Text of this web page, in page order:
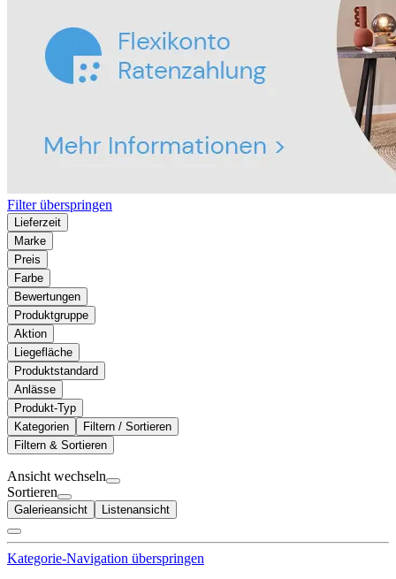
Filter überspringen
Lieferzeit
Marke
Preis
Farbe
Bewertungen
Produktgruppe
Aktion
Liegefläche
Produktstandard
Anlässe
Produkt-Typ
Kategorien
Filtern / Sortieren
Filtern & Sortieren
Ansicht wechseln
Sortieren
Galerieansicht Listenansicht
Kategorie-Navigation überspringen